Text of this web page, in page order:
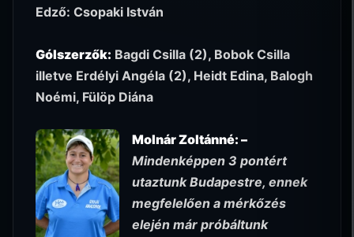
Edző: Csopaki István
Gólszerzők: Bagdi Csilla (2), Bobok Csilla
illetve Erdélyi Angéla (2), Heidt Edina, Balogh
Noémi, Fülöp Diána
Molnár Zoltánné: –
Mindenképpen 3 pontért
utaztunk Budapestre, ennek
megfelelően a mérkőzés
elején már próbáltunk